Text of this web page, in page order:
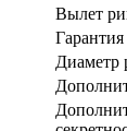
Вылет
Гарантия
Диаметр